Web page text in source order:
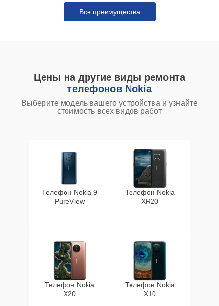
Все преимущества
Цены на другие виды ремонта
телефонов Nokia
Выберите модель вашего устройства и узнайте
стоимость всех видов работ
Телефон Nokia 9
PureView
Телефон Nokia
XR20
Телефон Nokia
X20
Телефон Nokia
X10